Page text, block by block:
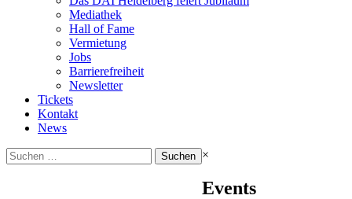
Mediathek
Hall of Fame
Vermietung
Jobs
Barrierefreiheit
Newsletter
Tickets
Kontakt
News
Suchen
nach:
×
Events